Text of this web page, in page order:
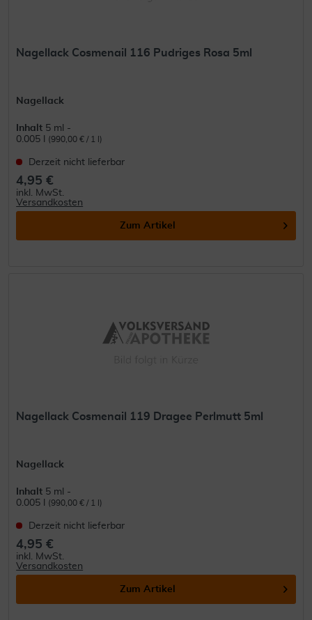
Nagellack Cosmenail 116 Pudriges Rosa 5ml
Nagellack
Inhalt 5 ml -
0.005 l
(990,00 € / 1 l)
Derzeit nicht lieferbar
4,95 €
inkl. MwSt.
Versandkosten
Zum Artikel
Nagellack Cosmenail 119 Dragee Perlmutt 5ml
Nagellack
Inhalt 5 ml -
0.005 l
(990,00 € / 1 l)
Derzeit nicht lieferbar
4,95 €
inkl. MwSt.
Versandkosten
Zum Artikel